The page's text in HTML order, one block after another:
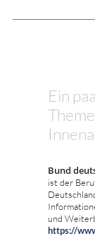
Ein
Bund
ist der
und
https://